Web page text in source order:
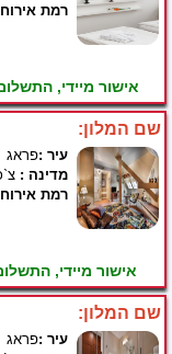
רמת
אישור מיידי,
שם המלון:
עיר :פראג
מדינה :
רמת
אישור מיידי,
שם המלון:
עיר :פראג